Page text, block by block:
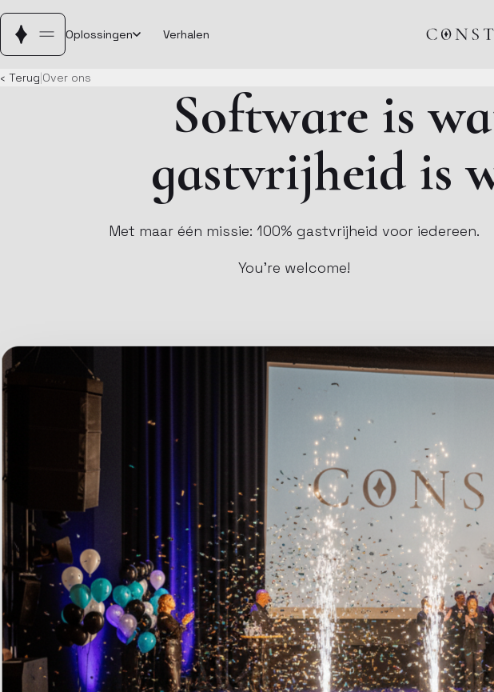
Oplossingen Verhalen
‹ Terug|Over ons
Software is
gastvrijheid is
Met maar één missie: 100% gastvrijheid voor iedereen.
You’re welcome!